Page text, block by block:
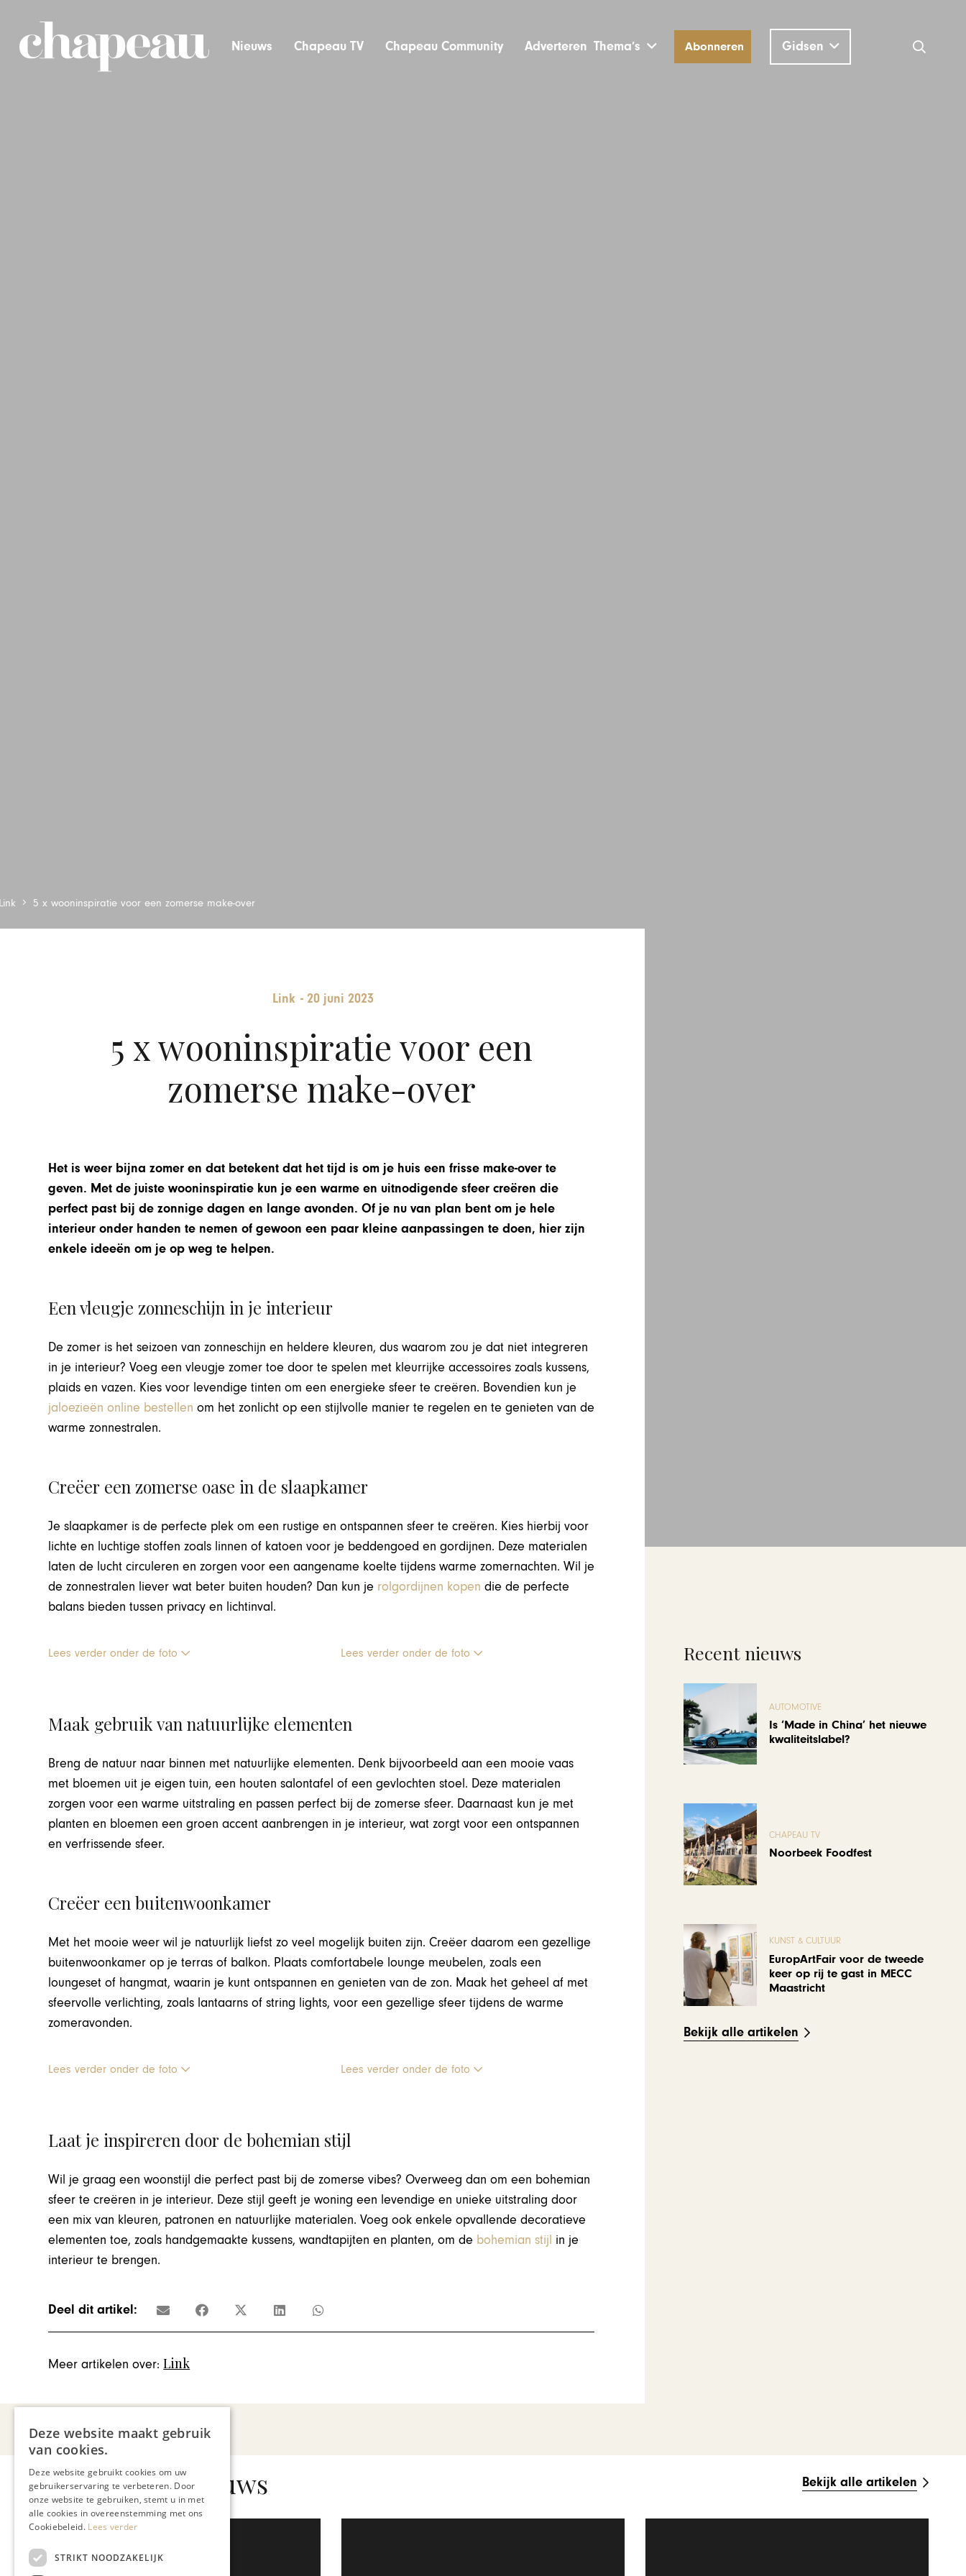
Nieuws Chapeau TV Chapeau Community Adverteren Thema’s Abonneren Gidsen
5 x wooninspiratie voor een zomerse make-over
Link -20 juni 2023
5 x wooninspiratie voor een
zomerse make-over
Het is weer bijna zomer en dat betekent dat het tijd is om je huis een frisse make-over te
geven. Met de juiste wooninspiratie kun je een warme en uitnodigende sfeer creëren die
perfect past bij de zonnige dagen en lange avonden. Of je nu van plan bent om je hele
interieur onder handen te nemen of gewoon een paar kleine aanpassingen te doen, hier zijn
enkele ideeën om je op weg te helpen.
Een vleugje zonneschijn in je interieur
De zomer is het seizoen van zonneschijn en heldere kleuren, dus waarom zou je dat niet integreren
in je interieur? Voeg een vleugje zomer toe door te spelen met kleurrijke accessoires zoals kussens,
plaids en vazen. Kies voor levendige tinten om een energieke sfeer te creëren. Bovendien kun je
jaloezieën online bestellen om het zonlicht op een stijlvolle manier te regelen en te genieten van de
warme zonnestralen.
Creëer een zomerse oase in de slaapkamer
Je slaapkamer is de perfecte plek om een rustige en ontspannen sfeer te creëren. Kies hierbij voor
lichte en luchtige stoffen zoals linnen of katoen voor je beddengoed en gordijnen. Deze materialen
laten de lucht circuleren en zorgen voor een aangename koelte tijdens warme zomernachten. Wil je
de zonnestralen liever wat beter buiten houden? Dan kun je rolgordijnen kopen die de perfecte
balans bieden tussen privacy en lichtinval.
Lees verder onder de foto Lees verder onder de foto
Maak gebruik van natuurlijke elementen
Breng de natuur naar binnen met natuurlijke elementen. Denk bijvoorbeeld aan een mooie vaas
met bloemen uit je eigen tuin, een houten salontafel of een gevlochten stoel. Deze materialen
zorgen voor een warme uitstraling en passen perfect bij de zomerse sfeer. Daarnaast kun je met
planten en bloemen een groen accent aanbrengen in je interieur, wat zorgt voor een ontspannen
en verfrissende sfeer.
Creëer een buitenwoonkamer
Met het mooie weer wil je natuurlijk liefst zo veel mogelijk buiten zijn. Creëer daarom een gezellige
buitenwoonkamer op je terras of balkon. Plaats comfortabele lounge meubelen, zoals een
loungeset of hangmat, waarin je kunt ontspannen en genieten van de zon. Maak het geheel af met
sfeervolle verlichting, zoals lantaarns of string lights, voor een gezellige sfeer tijdens de warme
zomeravonden.
Lees verder onder de foto Lees verder onder de foto
Laat je inspireren door de bohemian stijl
Wil je graag een woonstijl die perfect past bij de zomerse vibes? Overweeg dan om een bohemian
sfeer te creëren in je interieur. Deze stijl geeft je woning een levendige en unieke uitstraling door
een mix van kleuren, patronen en natuurlijke materialen. Voeg ook enkele opvallende decoratieve
elementen toe, zoals handgemaakte kussens, wandtapijten en planten, om de bohemian stijl in je
interieur te brengen.
Deel dit artikel:
Meer artikelen over: Link
Recent nieuws
AUTOMOTIVE
Is ‘Made in China’ het nieuwe
kwaliteitslabel?
CHAPEAU TV
Noorbeek Foodfest
KUNST & CULTUUR
EuropArtFair voor de tweede
keer op rij te gast in MECC
Maastricht
Bekijk alle artikelen
Gerelateerd nieuws Bekijk alle artikelen
Deze website maakt gebruik
van cookies.
Deze website gebruikt cookies om uw
gebruikerservaring te verbeteren. Door
onze website te gebruiken, stemt u in met
alle cookies in overeenstemming met ons
Cookiebeleid. Lees verder
STRIKT NOODZAKELIJK